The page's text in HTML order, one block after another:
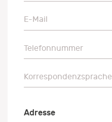
E-Mail
E-Mail
Telefonnummer
Telefonnummer
Korrespondenzsprache
Korrespondenzsprache
Adresse